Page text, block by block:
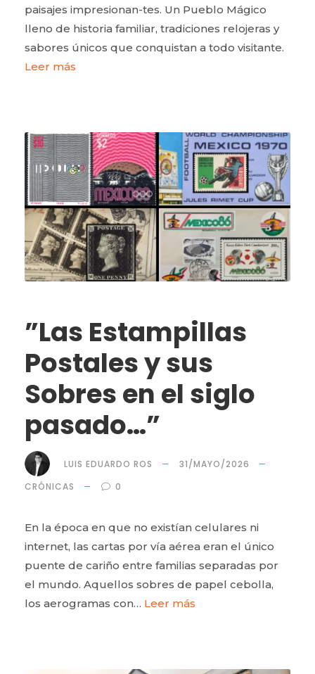
paisajes impresionan-tes. Un Pueblo Mágico
lleno de historia familiar, tradiciones relojeras y
sabores únicos que conquistan a todo visitante.
Leer más
”Las Estampillas
Postales y sus
Sobres en el siglo
pasado…”
LUIS EDUARDO ROS
31/MAYO/2026
CRÓNICAS
0
En la época en que no existían celulares ni
internet, las cartas por vía aérea eran el único
puente de cariño entre familias separadas por
el mundo. Aquellos sobres de papel cebolla,
los aerogramas con… Leer más